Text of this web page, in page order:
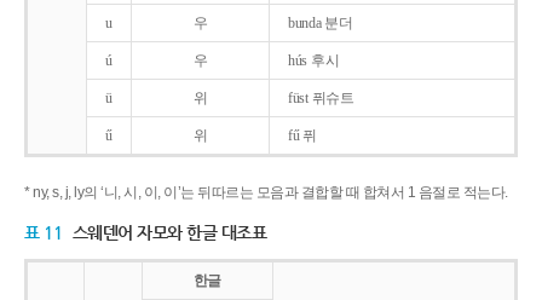
u 우 bunda 분더
ú 우 hús 후시
ü 위 füst 퓌슈트
ű 위 fű 퓌
* ny, s, j, ly의 ‘니, 시, 이, 이’는 뒤따르는 모음과 결합할 때 합쳐서 1 음절로 적는다.
표 11 스웨덴어 자모와 한글 대조표
한글